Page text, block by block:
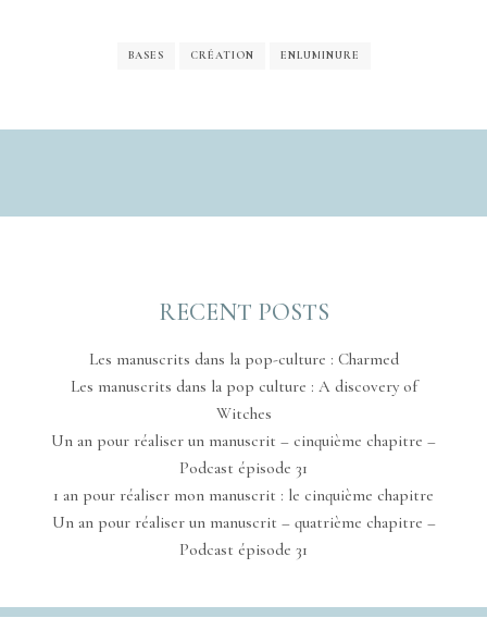
BASES CRÉATION ENLUMINURE
RECENT POSTS
Les manuscrits dans la pop-culture : Charmed
Les manuscrits dans la pop culture : A discovery of
Witches
Un an pour réaliser un manuscrit – cinquième chapitre –
Podcast épisode 31
1 an pour réaliser mon manuscrit : le cinquième chapitre
Un an pour réaliser un manuscrit – quatrième chapitre –
Podcast épisode 31